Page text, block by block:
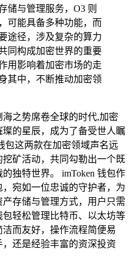
储与管理服务，O3 则
可能具备多种功能，而
途径，涉及复杂的算力
同构成加密世界的重要
用影响着加密市场的走
其中，不断推动加密领
之势席卷全球的时代,加密
的星辰，成为了备受世人瞩
包这两款在加密领域声名远
矿活动，共同勾勒出一个既
独特世界。 imToken 钱包作
宛如一位忠诚的守护者，为
存储与管理方式，用户只需
包轻松管理比特币、以太坊等
而友好，操作流程简便易
还是经验丰富的资深投资